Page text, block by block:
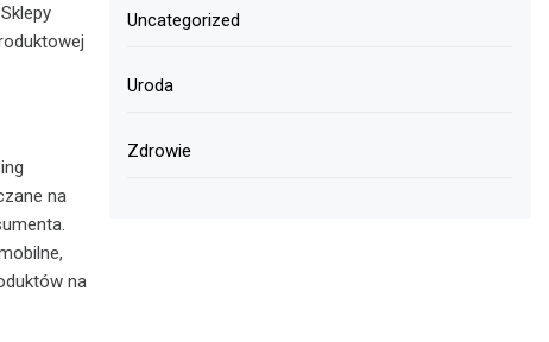
na
na
Uncategorized
Uroda
Zdrowie